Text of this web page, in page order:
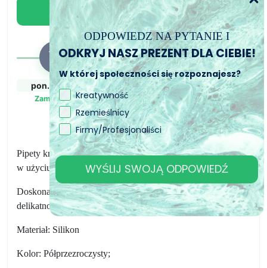
1
Dodaj do koszyka
pon., 10. sie
Zamówiony
wt., 11. sie - śr., 12.
sie
Zamówienie wysłane
śr., 12. sie - pt., 14.
sie
Przewidywany czas
dostawy
Pipety kroplomierze 5 szt. x 1 ml: miękkie, elastyczne i łatwe
w użyciu
Doskonałe do precyzyjnych prac wymagających najwyższej
delikatności.
Materiał: Silikon
Kolor: Półprzezroczysty;
ODPOWIEDZ NA PYTANIE I
ODKRYJ NASZ PREZENT DLA CIEBIE!
W której społeczności się rozpoznajesz?
Kreatywność
Rzemieślnicy
Firmy/Profesjonaliści
WYŚLIJ SWOJĄ ODPOWIEDŹ